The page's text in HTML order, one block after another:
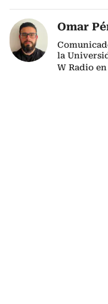
Omar
la
W Radio en